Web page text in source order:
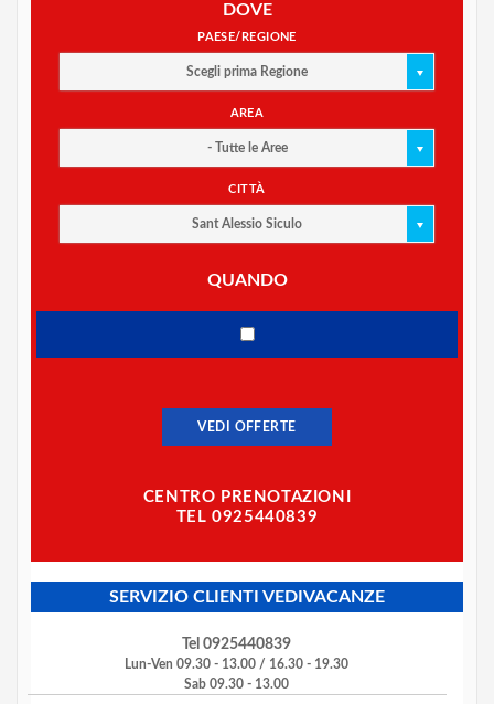
DOVE
PAESE/REGIONE
Scegli prima Regione
AREA
- Tutte le Aree
CITTÀ
Sant Alessio Siculo
QUANDO
VEDI OFFERTE
CENTRO PRENOTAZIONI
TEL 0925440839
SERVIZIO CLIENTI VEDIVACANZE
Tel 0925440839
Lun-Ven 09.30 - 13.00 / 16.30 - 19.30
Sab 09.30 - 13.00